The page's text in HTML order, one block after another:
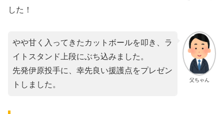
した！
父ちゃん
やや甘く入ってきたカットボールを叩き、ラ
イトスタンド上段にぶち込みました。
先発伊原投手に、幸先良い援護点をプレゼン
トしました。